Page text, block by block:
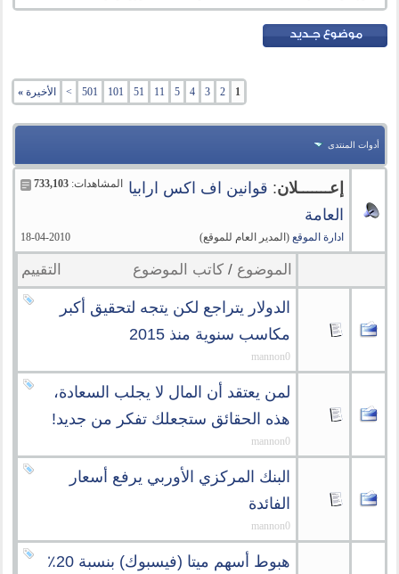
1
2
3
4
5
11
51
101
501
> الأخيرة »
أدوات المنتدى
المشاهدات:733,103 إعـــــــلان: قوانين اف اكس ارابيا
العامة
18-04-2010 ادارة الموقع (المدير العام للموقع)
التقييم الموضوع /كاتب الموضوع
الدولار يتراجع لكن يتجه لتحقيق أكبر
مكاسب سنوية منذ 2015
mannon0
لمن يعتقد أن المال لا يجلب السعادة،
هذه الحقائق ستجعلك تفكر من جديد!
mannon0
البنك المركزي الأوربي يرفع أسعار
الفائدة​
mannon0
هبوط أسهم ميتا (فيسبوك) بنسبة 20٪